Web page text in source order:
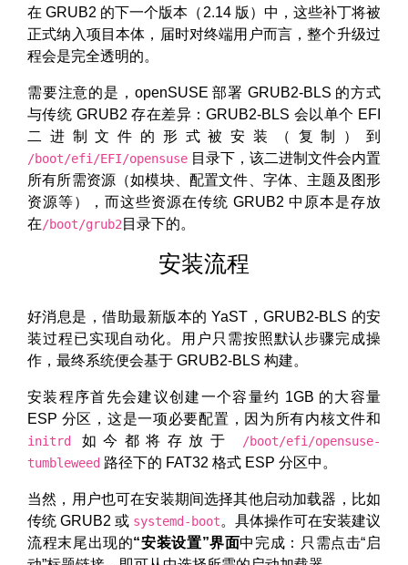
在 GRUB2 的下一个版本（2.14 版）中，这些补丁将被
正式纳入项目本体，届时对终端用户而言，整个升级过
程会是完全透明的。
需要注意的是，openSUSE 部署 GRUB2-BLS 的方式
与传统 GRUB2 存在差异：GRUB2-BLS 会以单个 EFI
二进制文件的形式被安装（复制）到
/boot/efi/EFI/opensuse 目录下，该二进制文件会内置
所有所需资源（如模块、配置文件、字体、主题及图形
资源等），而这些资源在传统 GRUB2 中原本是存放
在/boot/grub2 目录下的。
安装流程
好消息是，借助最新版本的 YaST，GRUB2-BLS 的安
装过程已实现自动化。用户只需按照默认步骤完成操
作，最终系统便会基于 GRUB2-BLS 构建。
安装程序首先会建议创建一个容量约 1GB 的大容量
ESP 分区，这是一项必要配置，因为所有内核文件和
initrd 如今都将存放于
/boot/efi/opensuse-
tumbleweed 路径下的 FAT32 格式 ESP 分区中。
当然，用户也可在安装期间选择其他启动加载器，比如
传统 GRUB2 或 systemd-boot。具体操作可在安装建议
流程末尾出现的“安装设置”界面中完成：只需点击“启